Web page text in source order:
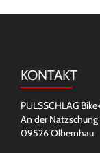
KONTAKT
PULSSCHLAG
An der Natzschung
09526 Olbernhau